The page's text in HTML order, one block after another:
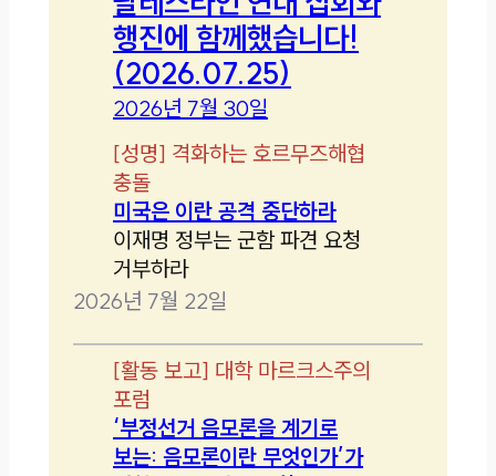
행진에 함께했습니다!
(2026.07.25)
2026년 7월 30일
[성명] 격화하는 호르무즈해협
충돌
미국은 이란 공격 중단하라
이재명 정부는 군함 파견 요청
거부하라
2026년 7월 22일
[활동 보고] 대학 마르크스주의
포럼
‘부정선거 음모론을 계기로
보는: 음모론이란 무엇인가’가